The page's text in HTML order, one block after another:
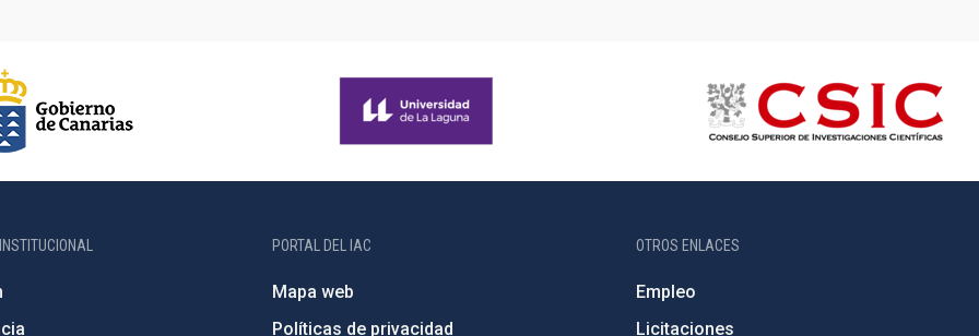
PORTAL DEL IAC
Mapa web
Políticas de privacidad
OTROS ENLACES
Empleo
Licitaciones